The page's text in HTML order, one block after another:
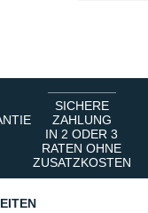
SICHERE
ZAHLUNG
IN 2 ODER 3
RATEN OHNE
ZUSATZKOSTEN